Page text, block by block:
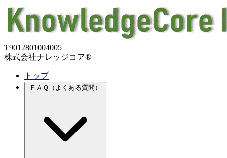
T9012801004005
株式会社ナレッジコア®
トップ
ＦＡＱ（よくある質問）